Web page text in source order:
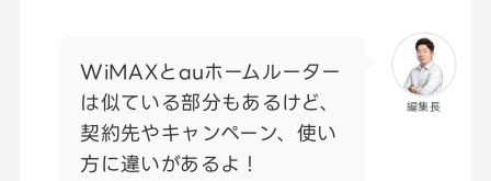
編集長
WiMAXとauホームルーター
は似ている部分もあるけど、
契約先やキャンペーン、使い
方に違いがあるよ！